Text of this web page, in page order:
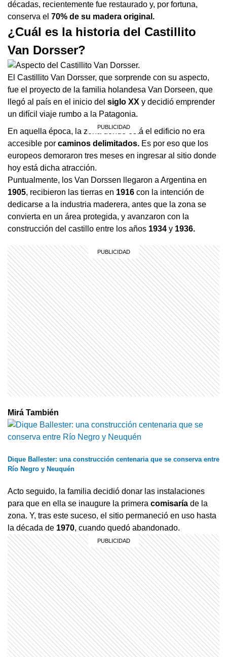
décadas, recientemente fue restaurado y, por fortuna,
conserva el 70% de su madera original.
¿Cuál es la historia del Castillito
Van Dorsser?
El Castillito Van Dorsser, que sorprende con su aspecto,
fue el proyecto de la familia holandesa Van Dorseen, que
llegó al país en el inicio del siglo XX y decidió emprender
un difícil viaje rumbo a la Patagonia.
En aquella época, la zona donde está el edificio no era
accesible por caminos delimitados. Es por eso que los
europeos demoraron tres meses en ingresar al sitio donde
hoy está dicha atracción.
Puntualmente, los Van Dorssen llegaron a Argentina en
1905, recibieron las tierras en 1916 con la intención de
dedicarse a la industria maderera, antes que la zona se
convierta en un área protegida, y avanzaron con la
construcción del castillo entre los años 1934 y 1936.
Mirá También
Dique Ballester: una construcción centenaria que se conserva entre
Río Negro y Neuquén
Acto seguido, la familia decidió donar las instalaciones
para que en ella se inaugure la primera comisaría de la
zona. Y, tras este suceso, el sitio permaneció en uso hasta
la década de 1970, cuando quedó abandonado.